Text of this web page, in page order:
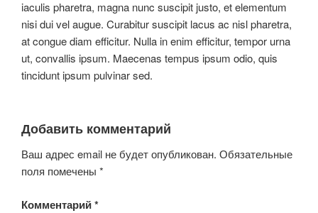
iaculis pharetra, magna nunc suscipit justo, et elementum
nisi dui vel augue. Curabitur suscipit lacus ac nisl pharetra,
at congue diam efficitur. Nulla in enim efficitur, tempor urna
ut, convallis ipsum. Maecenas tempus ipsum odio, quis
tincidunt ipsum pulvinar sed.
Добавить комментарий
Ваш адрес email не будет опубликован. Обязательные
поля помечены *
Комментарий*